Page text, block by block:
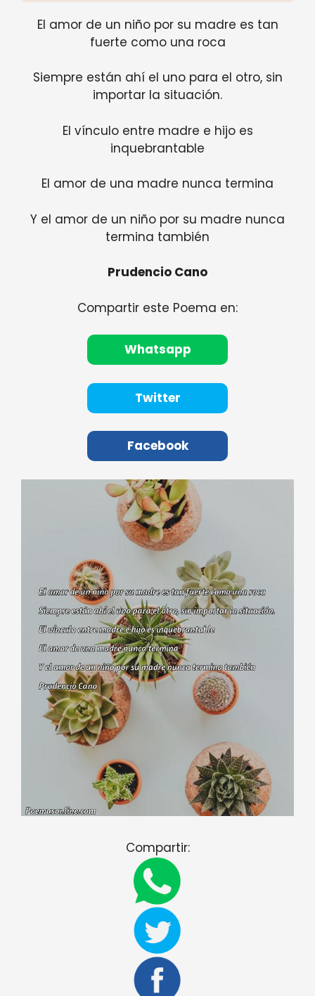
El amor de un niño por su madre es tan
fuerte como una roca
Siempre están ahí el uno para el otro, sin
importar la situación.
El vínculo entre madre e hijo es
inquebrantable
El amor de una madre nunca termina
Y el amor de un niño por su madre nunca
termina también
Prudencio Cano
Compartir este Poema en:
Whatsapp
Twitter
Facebook
Compartir: